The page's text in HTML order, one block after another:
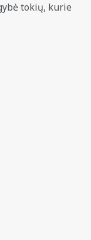
tokių, kurie